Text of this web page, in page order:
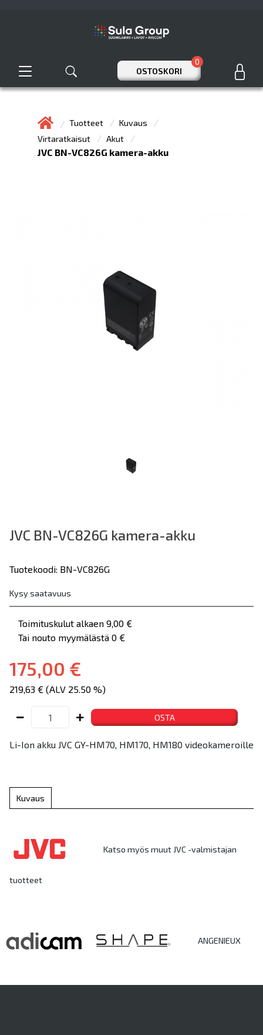
OSTOSKORI
0
Tuotteet
Kuvaus
Virtaratkaisut
Akut
JVC BN-VC826G kamera-akku
JVC BN-VC826G kamera-akku
Tuotekoodi: BN-VC826G
Kysy saatavuus
Toimituskulut alkaen 9,00 €
Tai nouto myymälästä 0 €
175,00 €
219,63 € (ALV 25.50 %)
OSTA
Li-Ion akku JVC GY-HM70, HM170, HM180 videokameroille
Kuvaus
Katso myös muut JVC -valmistajan
tuotteet
ANGENIEUX